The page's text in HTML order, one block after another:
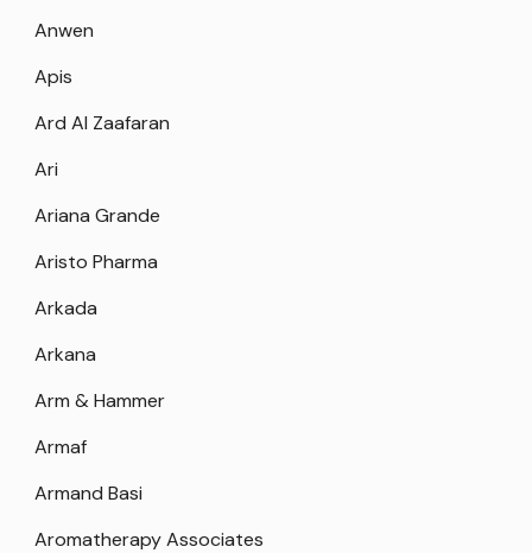
Anwen
Apis
Ard Al Zaafaran
Ari
Ariana Grande
Aristo Pharma
Arkada
Arkana
Arm & Hammer
Armaf
Armand Basi
Aromatherapy Associates